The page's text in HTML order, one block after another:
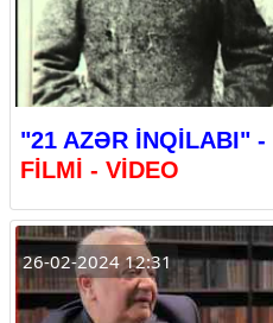
"21 AZƏR İNQİLABI" -
FİLMİ - VİDEO
26-02-2024 12:31